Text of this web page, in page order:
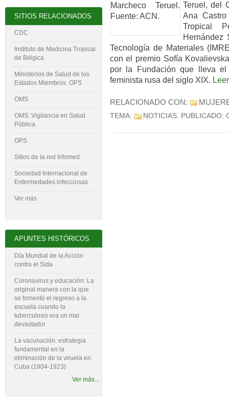
Teruel, del
Ana
Tropical
Hernández
Tecnología de Materiales
con el premio Sofía
por la Fundación que lleva
feminista rusa del siglo XIX.
RELACIONADO CON:
TEMA: NOTICIAS. PUBLICADO:
SITIOS RELACIONADOS
CDC
Instituto de Medicina Tropical
de Bélgica
Ministerios de Salud de los
Estados Miembros. OPS
OMS
OMS: Vigilancia en Salud
Pública
OPS
Sitios de la red Infomed
Sociedad Internacional de
Enfermedades infecciosas
Ver más
APUNTES HISTÓRICOS
Día Mundial de la Acción
contra el Sida
Coronavirus y educación: La
original manera con la que
se fomentó el regreso a la
escuela cuando la
tuberculosis era un mal
devastador
La vacunación: estrategia
fundamental en la
eliminación de la viruela en
Cuba (1804-‍1923)
Ver más...